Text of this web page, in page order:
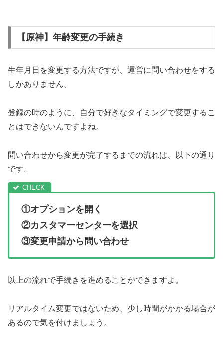
【原神】年齢変更の手続き
生年月日を変更する方法ですが、運営に問い合わせをする
しかありません。
登録の時のように、自分で好きなタイミングで変更するこ
とはできないんですよね。
問い合わせから変更が完了するまでの流れは、以下の通り
です。
①オプションを開く
②カスタマーセンターを選択
③変更申請から問い合わせ
以上の流れで手続きを進めることができますよ。
リアルタイム変更ではないため、少し時間がかかる場合が
あるので気を付けましょう。